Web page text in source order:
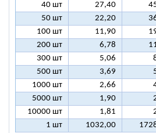
40 шт
27,40
50 шт
22,20
100 шт
11,90
200 шт
6,78
300 шт
5,06
500 шт
3,69
1000 шт
2,66
5000 шт
1,90
10000 шт
1,81
1 шт
1032,00